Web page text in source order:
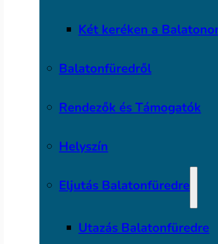
Két keréken a
Balatonfüredről
Rendezők és Támogatók
Helyszín
Eljutás Balatonfüredre
Utazás Balatonfüredre